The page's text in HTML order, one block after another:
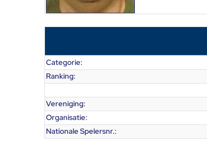
Categorie:
Ranking:
Vereniging:
Organisatie:
Nationale Spelersnr.: